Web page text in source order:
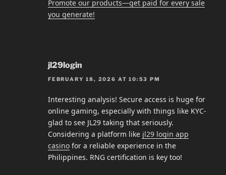
Promote our products—get paid for every sale
you generate!
jl29login
FEBRUARY 18, 2026 AT 10:53 PM
Interesting analysis! Secure access is huge for
online gaming, especially with things like KYC-
glad to see JL29 taking that seriously.
Considering a platform like jl29 login app
casino for a reliable experience in the
Philippines. RNG certification is key too!